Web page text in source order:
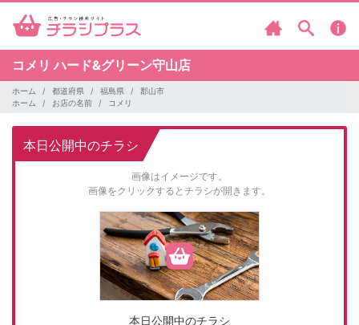
コメリハード&グリーン守山店
ホーム 都道府県 福島県
郡山市
ホーム
お店の名前 コメリ
本日公開中のチラシ
画像はイメージです。
画像をクリックするとチラシが開きます。
本日公開中のチラシ